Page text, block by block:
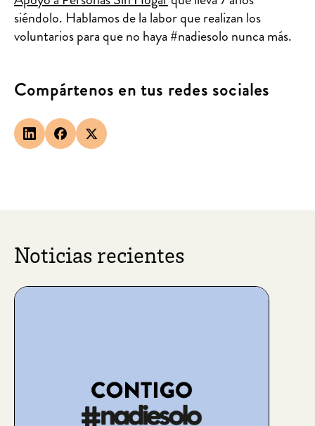
siéndolo. Hablamos de la labor que realizan los
voluntarios para que no haya #nadiesolo nunca más.
Compártenos en tus redes sociales
Noticias recientes